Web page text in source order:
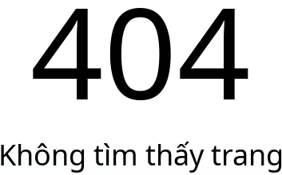
404
Không tìm thấy trang